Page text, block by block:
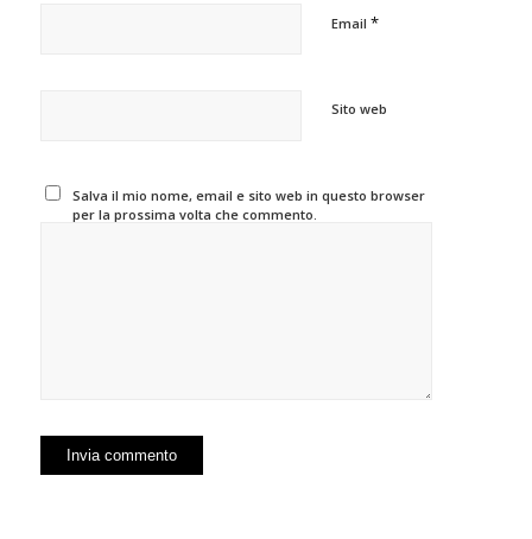
Email *
Sito web
Salva il mio nome, email e sito web in questo browser
per la prossima volta che commento.